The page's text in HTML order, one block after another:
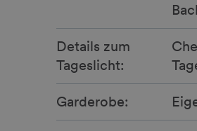
Details zum
Tageslicht:
Garderobe: